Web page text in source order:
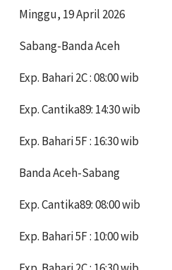
Minggu, 19 April 2026
Sabang-Banda Aceh
Exp. Bahari 2C : 08:00 wib
Exp. Cantika89: 14:30 wib
Exp. Bahari 5F : 16:30 wib
Banda Aceh-Sabang
Exp. Cantika89: 08:00 wib
Exp. Bahari 5F : 10:00 wib